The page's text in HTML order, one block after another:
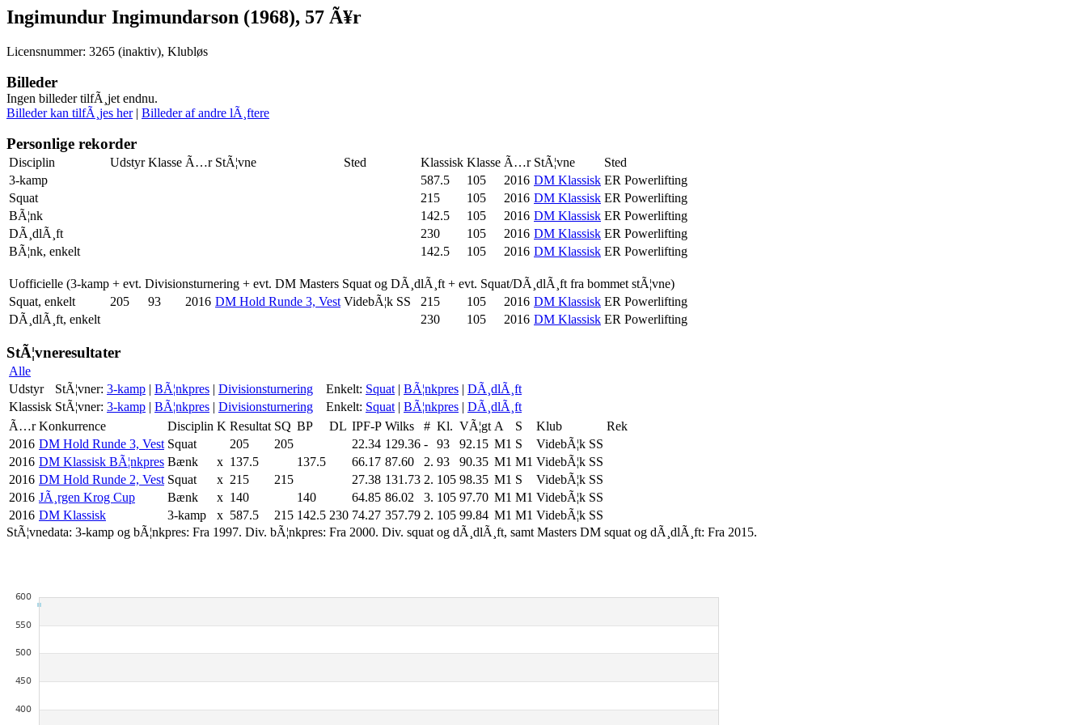
Ingimundur Ingimundarson (1968), 57 Ã¥r
Licensnummer: 3265 (inaktiv), Klubløs
Billeder
Ingen billeder tilfÃ¸jet endnu.
Billeder kan tilfÃ¸jes her| Billeder af andre lÃ¸ftere
Personlige rekorder
Disciplin Udstyr Klasse Ã…r StÃ¦vne Sted Klassisk Klasse Ã…r StÃ¦vne
Sted
3-kamp
587.5 105 2016 DM Klassisk ER Powerlifting
Squat
215 105 2016 DM Klassisk ER Powerlifting
BÃ¦nk
142.5 105 2016 DM Klassisk ER Powerlifting
DÃ¸dlÃ¸ft
230 105 2016 DM Klassisk ER Powerlifting
BÃ¦nk, enkelt
142.5 105 2016 DM Klassisk ER Powerlifting
Uofficielle (3-kamp + evt. Divisionsturnering + evt. DM Masters Squat og DÃ¸dlÃ¸ft + evt. Squat/DÃ¸dlÃ¸ft fra bommet stÃ¦vne)
Squat, enkelt
205 93 2016 DM Hold Runde 3, Vest VidebÃ¦k SS 215 105 2016 DM Klassisk ER Powerlifting
DÃ¸dlÃ¸ft, enkelt
230 105 2016 DM Klassisk ER Powerlifting
StÃ¦vneresultater
Alle
Udstyr
StÃ¦vner: 3-kamp | BÃ¦nkpres | Divisionsturnering Enkelt: Squat | BÃ¦nkpres | DÃ¸dlÃ¸ft
Klassisk StÃ¦vner: 3-kamp | BÃ¦nkpres | Divisionsturnering Enkelt: Squat | BÃ¦nkpres | DÃ¸dlÃ¸ft
Ã…r Konkurrence Disciplin K Resultat SQ BP DL IPF-P Wilks # Kl. VÃ¦gt A S Klub
Rek
2016 DM Hold Runde 3, Vest Squat 205 205 22.34 129.36 - 93 92.15 M1 S
VidebÃ¦k SS
2016 DM Klassisk BÃ¦nkpres Bænk x 137.5 137.5 66.17 87.60 2. 93 90.35 M1 M1 VidebÃ¦k SS
2016 DM Hold Runde 2, Vest Squat x 215 215 27.38 131.73 2. 105 98.35 M1 S
VidebÃ¦k SS
2016 JÃ¸rgen Krog Cup Bænk x 140 140 64.85 86.02 3. 105 97.70 M1 M1 VidebÃ¦k SS
2016 DM Klassisk 3-kamp x 587.5 215 142.5 230 74.27 357.79 2. 105 99.84 M1 M1 VidebÃ¦k SS
StÃ¦vnedata: 3-kamp og bÃ¦nkpres: Fra 1997. Div. bÃ¦nkpres: Fra 2000. Div. squat og dÃ¸dlÃ¸ft, samt Masters DM squat og dÃ¸dlÃ¸ft: Fra 2015.